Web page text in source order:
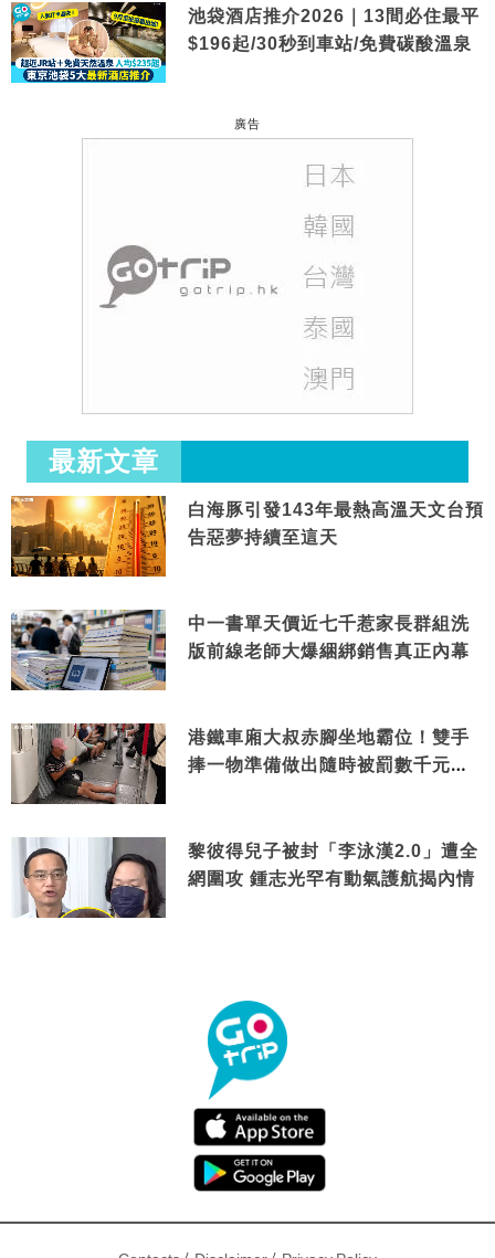
池袋酒店推介2026｜13間必住最平
$196起/30秒到車站/免費碳酸溫泉
廣告
最新文章
白海豚引發143年最熱高溫天文台預
告惡夢持續至這天
中一書單天價近七千惹家長群組洗
版前線老師大爆綑綁銷售真正內幕
港鐵車廂大叔赤腳坐地霸位！雙手
捧一物準備做出隨時被罰數千元舉
黎彼得兒子被封「李泳漢2.0」遭全
網圍攻 鍾志光罕有動氣護航揭內情